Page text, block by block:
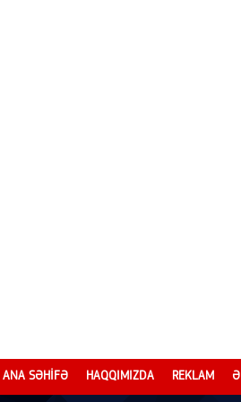
ANA SƏHİFƏ HAQQIMIZDA REKLAM